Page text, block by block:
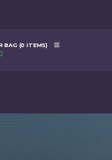
BAG (0 ITEMS)